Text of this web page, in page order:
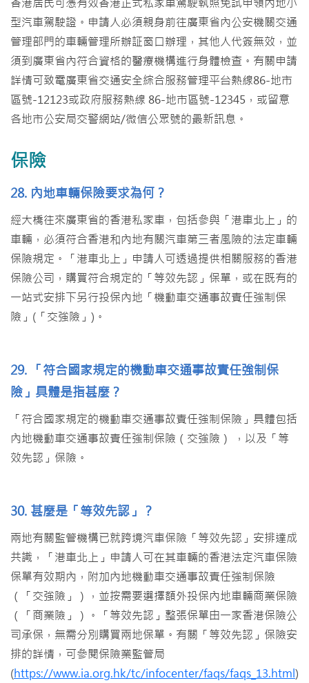
型汽車駕駛證。申請人必須親身前往廣東省內公安機關交通
管理部門的車輛管理所辦証窗口辦理，其他人代簽無效，並
須到廣東省內符合資格的醫療機構進行身體檢查。有關申請
詳情可致電廣東省交通安全綜合服務管理平台熱線86-地市
區號-12123或政府服務熱線 86-地市區號-12345，或留意
各地市公安局交警網站/微信公眾號的最新訊息。
保險
28. 內地車輛保險要求為何？
經大橋往來廣東省的香港私家車，包括參與「港車北上」的
車輛，必須符合香港和內地有關汽車第三者風險的法定車輛
保險規定。「港車北上」申請人可透過提供相關服務的香港
保險公司，購買符合規定的「等效先認」保單，或在既有的
一站式安排下另行投保內地「機動車交通事故責任強制保
險」(「交強險」)。
29. 「符合國家規定的機動車交通事故責任強制保
險」具體是指甚麼？
「符合國家規定的機動車交通事故責任強制保險」具體包括
內地機動車交通事故責任強制保險（交強險） ，以及「等
效先認」保險。
30. 甚麼是「等效先認」？
兩地有關監管機構已就跨境汽車保險「等效先認」安排達成
共識，「港車北上」申請人可在其車輛的香港法定汽車保險
保單有效期內，附加內地機動車交通事故責任強制保險
（「交強險」），並按需要選擇額外投保內地車輛商業保險
（「商業險」）。「等效先認」整張保單由一家香港保險公
司承保，無需分別購買兩地保單。有關「等效先認」保險安
排的詳情，可參閱保險業監管局
(https://www.ia.org.hk/tc/infocenter/faqs/faqs_13.html)